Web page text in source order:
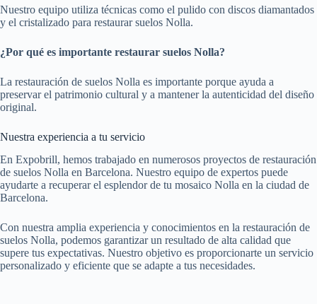
Nuestro equipo utiliza técnicas como el pulido con discos diamantados
y el cristalizado para restaurar suelos Nolla.
¿Por qué es importante restaurar suelos Nolla?
La restauración de suelos Nolla es importante porque ayuda a
preservar el patrimonio cultural y a mantener la autenticidad del diseño
original.
Nuestra experiencia a tu servicio
En Expobrill, hemos trabajado en numerosos proyectos de restauración
de suelos Nolla en Barcelona. Nuestro equipo de expertos puede
ayudarte a recuperar el esplendor de tu mosaico Nolla en la ciudad de
Barcelona.
Con nuestra amplia experiencia y conocimientos en la restauración de
suelos Nolla, podemos garantizar un resultado de alta calidad que
supere tus expectativas. Nuestro objetivo es proporcionarte un servicio
personalizado y eficiente que se adapte a tus necesidades.